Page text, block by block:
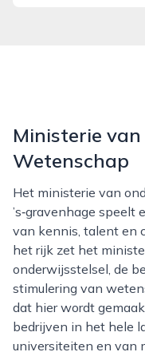
Ministerie
Wetenschap
Het ministerie van onderwijs, cultuur en wetenschap in
’s‑gravenhage
van kennis, talent en
het rijk zet het
onderwijsstelsel, de
stimulering van
dat hier wordt
bedrijven in het hele
universiteiten en van